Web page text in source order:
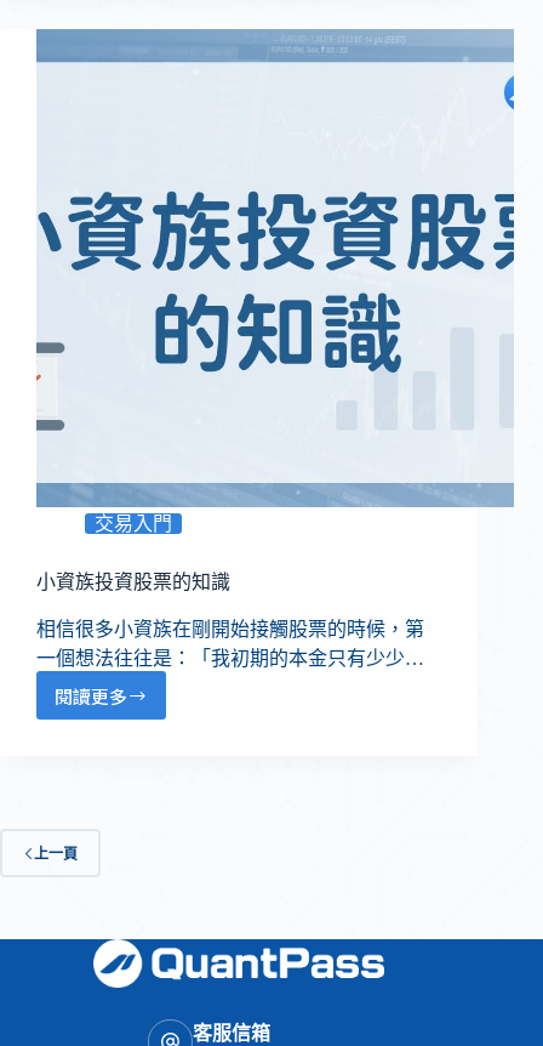
交易入門
小資族投資股票的知識
相信很多小資族在剛開始接觸股票的時候，第
一個想法往往是：「我初期的本金只有少少…
閱讀更多
上一頁
客服信箱